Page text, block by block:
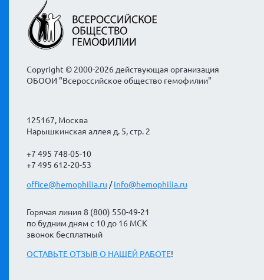
Copyright © 2000-2026 действующая организация
ОБООИ "Всероссийское общество гемофилии"
125167, Москва
Нарышкинская аллея д. 5, стр. 2
+7 495 748-05-10
+7 495 612-20-53
office@hemophilia.ru /info@hemophilia.ru
Горячая линия 8 (800) 550-49-21
по будним дням с 10 до 16 МСК
звонок бесплатный
ОСТАВЬТЕ ОТЗЫВ О НАШЕЙ РАБОТЕ!